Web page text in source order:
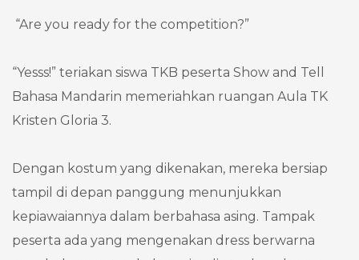
“Are you ready for the competition?”
“Yesss!” teriakan siswa TKB peserta Show and Tell
Bahasa Mandarin memeriahkan ruangan Aula TK
Kristen Gloria 3.
Dengan kostum yang dikenakan, mereka bersiap
tampil di depan panggung menunjukkan
kepiawaiannya dalam berbahasa asing. Tampak
peserta ada yang mengenakan dress berwarna